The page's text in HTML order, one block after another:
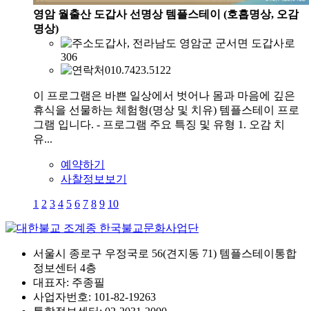
영암 월출산 도갑사 선명상 템플스테이 (호흡명상, 오감
명상)
도갑사, 전라남도 영암군 군서면 도갑사로
306
010.7423.5122
이 프로그램은 바쁜 일상에서 벗어나 몸과 마음에 깊은
휴식을 선물하는 체험형(명상 및 치유) 템플스테이 프로
그램 입니다. - 프로그램 주요 특징 및 유형 1. 오감 치
유...
예약하기
사찰정보보기
1 2 3 4 5 6 7 8 9 10
서울시 종로구 우정국로 56(견지동 71) 템플스테이통합
정보센터 4층
대표자: 주종필
사업자번호: 101-82-19263